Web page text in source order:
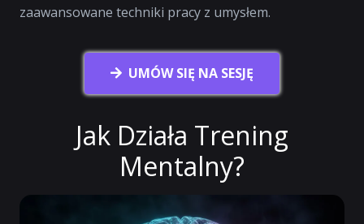
zaawansowane techniki pracy z umysłem.
UMÓW SIĘ NA SESJĘ
Jak Działa Trening
Mentalny?